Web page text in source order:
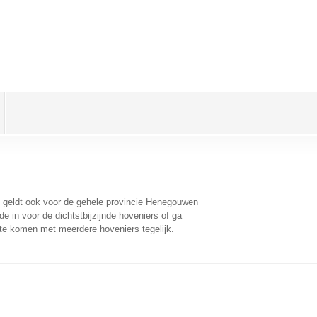
ook voor de gehele provincie Henegouwen
in voor de dichtstbijzijnde hoveniers of ga
komen met meerdere hoveniers tegelijk.